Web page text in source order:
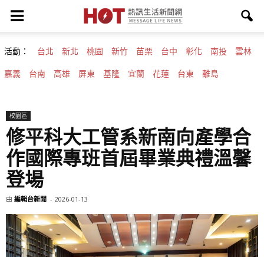
活動： 台北 新北 桃園 新竹 苗栗 台中 彰化 南投 雲林
嘉義 台南 高雄 屏東 基隆 宜蘭 花蓮 台東 離島
校園區
修平科大工管系新南向產學合
作國際專班首屆畢業典禮溫馨
登場
由 編輯台新聞 - 2026-01-13